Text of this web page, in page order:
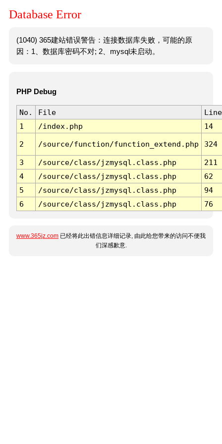
Database Error
(1040) 365建站错误警告：连接数据库失败，可能的原
因：1、数据库密码不对; 2、mysql未启动。
PHP Debug
No. File
Line
1
/index.php 14
2 /source/function/function_extend.php 324
3 /source/class/jzmysql.class.php
211
4
/source/class/jzmysql.class.php
62
5
/source/class/jzmysql.class.php
94
6
/source/class/jzmysql.class.php 76
www.365jz.com 已经将此出错信息详细记录, 由此给您带来的访问不便我
们深感歉意.